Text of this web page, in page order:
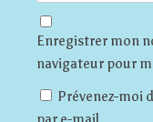
Enregistrer mon
navigateur pour
Prévenez-moi